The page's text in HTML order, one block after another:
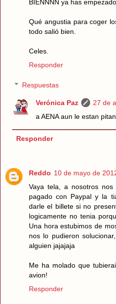
BIENNNN ya has
Qué angustia para coger
todo salió bien.
Celes.
Responder
Respuestas
Verónica Paz
27 de
a AENA aun le estan
Responder
Reddo 10 de mayo de
Vaya tela, a nosotros
pagado con Paypal y la
darle el billete si no
logicamente no tenia
Una hora estubimos de
nos lo pudieron
alguien jajajaja
Me ha molado que
avion!
Responder